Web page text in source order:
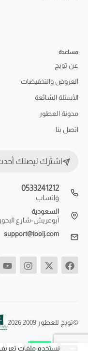
مساعدة
عن تويج
العروض والتخفيضات
الأسئلة الشائعة
مدونة العطور
اتصل بنا
اشترك ليصلك
0533241212
واتساب
السعودية
أبوعريش-شارع البحور
support@tooij.com
©تويج للعطور 2009 2026
نستخدم ملفات